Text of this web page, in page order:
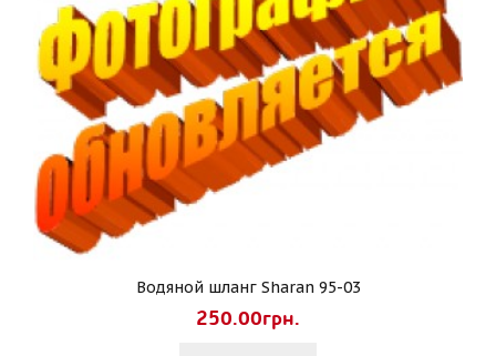
Водяной шланг Sharan 95-03
250.00грн.